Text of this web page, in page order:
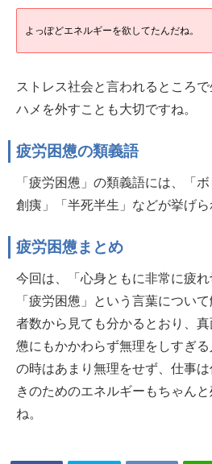
よっぽどエネルギーを欲してたんだね。
ストレス社会と言われるところ
ハメを外すことも大切ですね。
疲労困憊の類義語
「疲労困憊」の類義語には、「
創痍」「半死半生」などが挙げら
疲労困憊まとめ
今回は、「心身ともに非常に疲
「疲労困憊」という言葉につい
者数から見ても分かるとおり、
憊にもかかわらず無理をしすぎ
の時はあまり無理をせず、仕事
きのためのエネルギーもちゃん
ね。